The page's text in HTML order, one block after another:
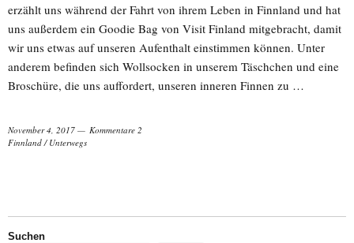
erzählt uns während der Fahrt von ihrem Leben in Finnland und hat
uns außerdem ein Goodie Bag von Visit Finland mitgebracht, damit
wir uns etwas auf unseren Aufenthalt einstimmen können. Unter
anderem befinden sich Wollsocken in unserem Täschchen und eine
Broschüre, die uns auffordert, unseren inneren Finnen zu …
November 4, 2017
Kommentare 2
Finnland/ Unterwegs
Suchen